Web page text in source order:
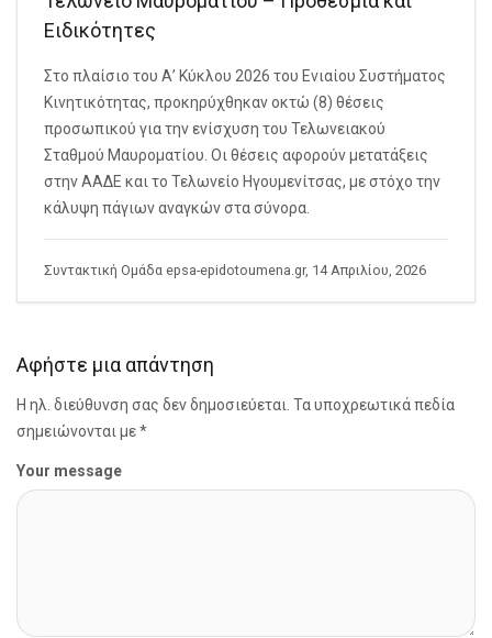
Ειδικότητες
Στο πλαίσιο του Α’ Κύκλου 2026 του Ενιαίου Συστήματος
Κινητικότητας, προκηρύχθηκαν οκτώ (8) θέσεις
προσωπικού για την ενίσχυση του Τελωνειακού
Σταθμού Μαυροματίου. Οι θέσεις αφορούν μετατάξεις
στην ΑΑΔΕ και το Τελωνείο Ηγουμενίτσας, με στόχο την
κάλυψη πάγιων αναγκών στα σύνορα.
Συντακτική Ομάδα epsa-epidotoumena.gr, 14 Απριλίου, 2026
Αφήστε μια απάντηση
Η ηλ. διεύθυνση σας δεν δημοσιεύεται. Τα υποχρεωτικά πεδία
σημειώνονται με*
Your message